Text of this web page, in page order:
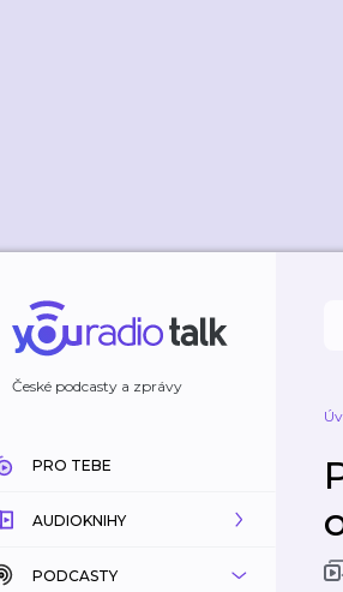
České podcasty a zprávy
PRO TEBE
AUDIOKNIHY
KATALOG
PODCASTY